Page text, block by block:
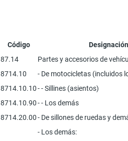
Código
87.14
Partes y accesorios de
8714.10
- De motocicletas (incluidos
8714.10.10- - Sillines (asientos)
8714.10.90- - Los demás
8714.20.00- De sillones de ruedas y
- Los demás: